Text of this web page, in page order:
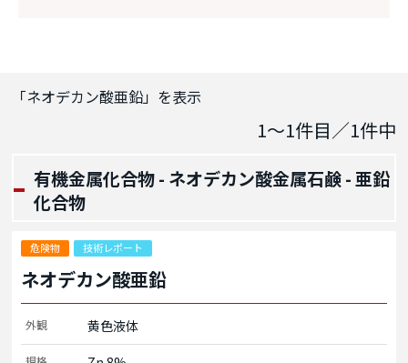
「ネオデカン酸亜鉛」を表示
1～1件目／1件中
有機金属化合物 - ネオデカン酸金属石鹸 - 亜鉛
化合物
危険物 技術レポート
ネオデカン酸亜鉛
外観 黄色液体